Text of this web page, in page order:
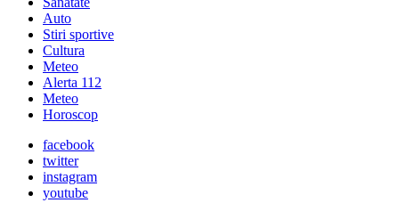
Auto
Stiri sportive
Cultura
Meteo
Alerta 112
Meteo
Horoscop
facebook
twitter
instagram
youtube